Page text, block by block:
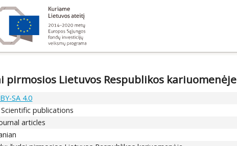
pirmosios Lietuvos Respublikos kariuomenėje
SA 4.0
publications
articles